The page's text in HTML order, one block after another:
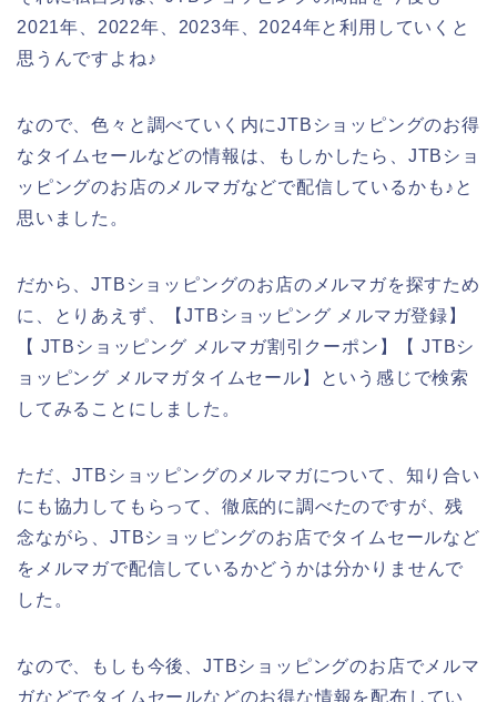
2021年、2022年、2023年、2024年と利用していくと
思うんですよね♪
なので、色々と調べていく内にJTBショッピングのお得
なタイムセールなどの情報は、もしかしたら、JTBショ
ッピングのお店のメルマガなどで配信しているかも♪と
思いました。
だから、JTBショッピングのお店のメルマガを探すため
に、とりあえず、【JTBショッピング メルマガ登録】
【 JTBショッピング メルマガ割引クーポン】【 JTBシ
ョッピング メルマガタイムセール】という感じで検索
してみることにしました。
ただ、JTBショッピングのメルマガについて、知り合い
にも協力してもらって、徹底的に調べたのですが、残
念ながら、JTBショッピングのお店でタイムセールなど
をメルマガで配信しているかどうかは分かりませんで
した。
なので、もしも今後、JTBショッピングのお店でメルマ
ガなどでタイムセールなどのお得な情報を配布してい